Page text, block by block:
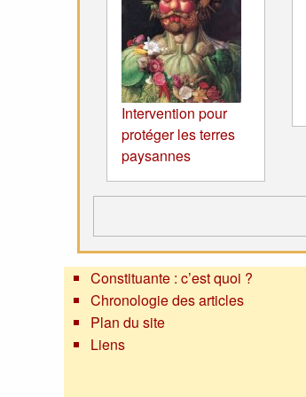
Intervention pour
protéger les terres
paysannes
Constituante : c’est quoi ?
Chronologie des articles
Plan du site
Liens